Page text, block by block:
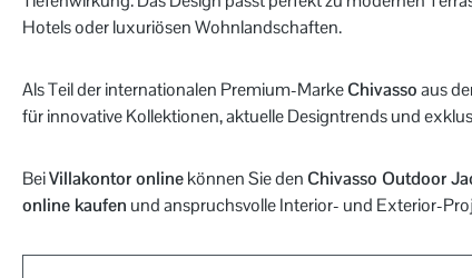
Hotels oder luxuriösen Wohnlandschaften.
Als Teil der internationalen Premium-MarkeChivassoaus
für innovative Kollektionen, aktuelle Designtrends und
BeiVillakontor onlinekönnen Sie den Chivasso Outdoor
online kaufen und anspruchsvolle Interior- und Exterior-